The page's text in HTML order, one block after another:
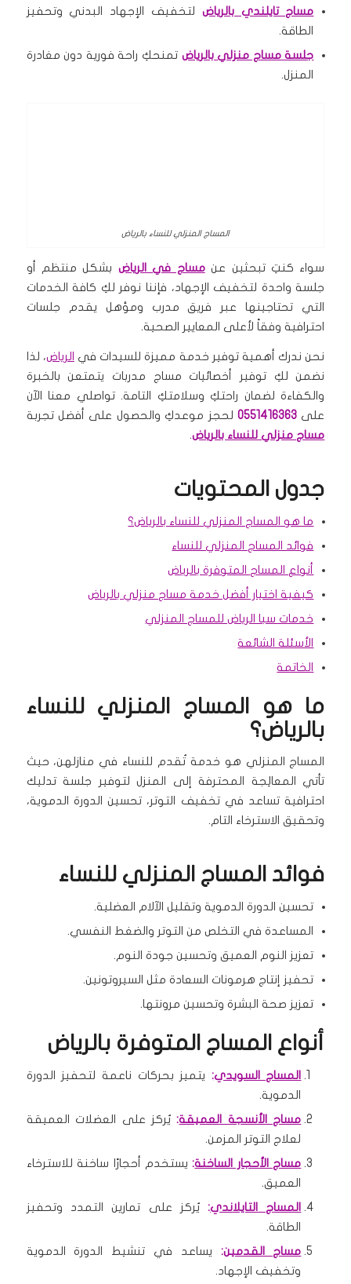
مساج تايلندي بالرياض لتخفيف الإجهاد البدني وتحفيز
الطاقة.
جلسة مساج منزلي بالرياض تمنحكِ راحة فورية دون مغادرة
المنزل.
المساج المنزلي للنساء بالرياض
سواء كنتِ تبحثين عنمساج في الرياض بشكل منتظم أو
جلسة واحدة لتخفيف الإجهاد، فإننا نوفر لكِ كافة الخدمات
التي تحتاجينها عبر فريق مدرب ومؤهل يقدم جلسات
احترافية وفقاً لأعلى المعايير الصحية.
نحن ندرك أهمية توفير خدمة مميزة للسيدات في الرياض، لذا
نضمن لكِ توفير أخصائيات مساج مدربات يتمتعن بالخبرة
والكفاءة لضمان راحتكِ وسلامتكِ التامة. تواصلي معنا الآن
على 0551416363لحجز موعدكِ والحصول على أفضل تجربة
مساج منزلي للنساء بالرياض.
جدول المحتويات
ما هو المساج المنزلي للنساء بالرياض؟
فوائد المساج المنزلي للنساء
أنواع المساج المتوفرة بالرياض
كيفية اختيار أفضل خدمة مساج منزلي بالرياض
خدمات سبا الرياض للمساج المنزلي
الأسئلة الشائعة
الخاتمة
ما هو المساج المنزلي للنساء
بالرياض؟
المساج المنزلي هو خدمة تُقدم للنساء في منازلهن، حيث
تأتي المعالِجة المحترفة إلى المنزل لتوفير جلسة تدليك
احترافية تساعد في تخفيف التوتر، تحسين الدورة الدموية،
وتحقيق الاسترخاء التام.
فوائد المساج المنزلي للنساء
تحسين الدورة الدموية وتقليل الآلام العضلية.
المساعدة في التخلص من التوتر والضغط النفسي.
تعزيز النوم العميق وتحسين جودة النوم.
تحفيز إنتاج هرمونات السعادة مثل السيروتونين.
تعزيز صحة البشرة وتحسين مرونتها.
أنواع المساج المتوفرة بالرياض
المساج السويدي: يتميز بحركات ناعمة لتحفيز الدورة
الدموية.
مساج الأنسجة العميقة:يُركز على العضلات العميقة
لعلاج التوتر المزمن.
مساج الأحجار الساخنة:يستخدم أحجارًا ساخنة للاسترخاء
العميق.
المساج التايلاندي:يُركز على تمارين التمدد وتحفيز
الطاقة.
مساج القدمين: يساعد في تنشيط الدورة الدموية
وتخفيف الإجهاد.